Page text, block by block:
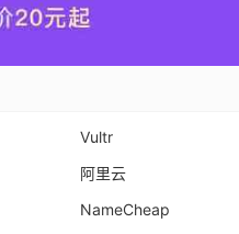
Vultr
阿里云
NameCheap